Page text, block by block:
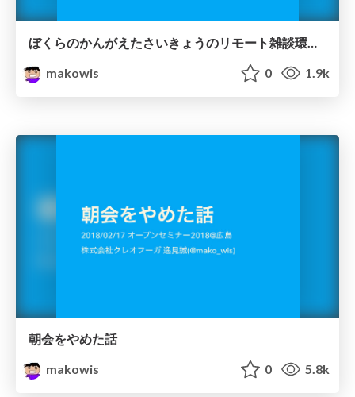
ぼくらのかんがえたさいきょうのリモート雑談環境 #oso2018
makowis
0 1.9k
朝会をやめた話
makowis
0 5.8k